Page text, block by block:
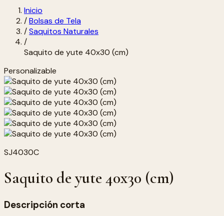
Inicio
/Bolsas de Tela
/Saquitos Naturales
/
Saquito de yute 40x30 (cm)
Personalizable
SJ4030C
Saquito de yute 40x30 (cm)
Descripción corta